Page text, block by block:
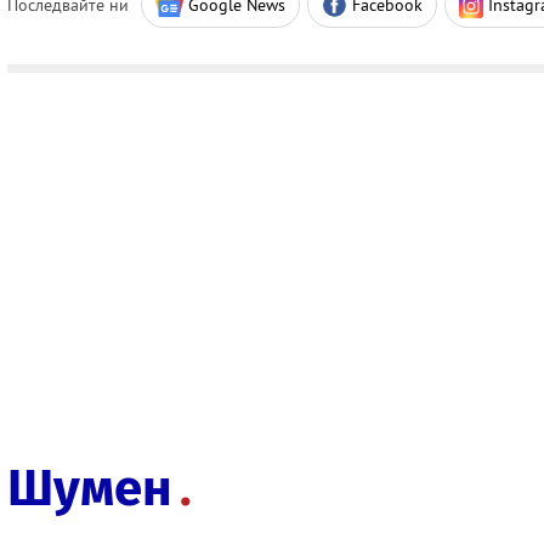
Последвайте ни Google News Facebook
Шумен